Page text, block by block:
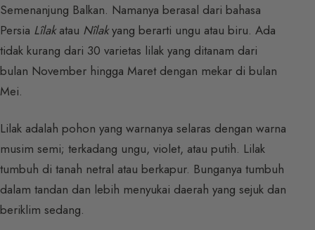
Semenanjung Balkan. Namanya berasal dari bahasa
Persia Lîlakatau Nîlakyang berarti ungu atau biru. Ada
tidak kurang dari 30 varietas lilak yang ditanam dari
bulan November hingga Maret dengan mekar di bulan
Mei.
Lilak adalah pohon yang warnanya selaras dengan warna
musim semi; terkadang ungu, violet, atau putih. Lilak
tumbuh di tanah netral atau berkapur. Bunganya tumbuh
dalam tandan dan lebih menyukai daerah yang sejuk dan
beriklim sedang.